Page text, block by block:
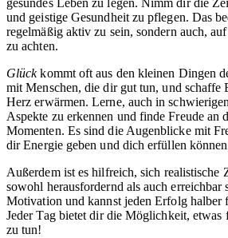
gesundes Leben zu legen. Nimm dir die
und geistige Gesundheit zu pflegen. Das
regelmäßig aktiv zu sein, sondern auch,
zu achten.
Glückkommt oft aus den kleinen Dingen
mit Menschen, die dir gut tun, und schaffe
Herz erwärmen. Lerne, auch in
Aspekte zu erkennen und finde Freude an
Momenten. Es sind die Augenblicke mit
dir Energie geben und dich erfüllen
Außerdem ist es hilfreich, sich realistische
sowohl herausfordernd als auch erreichbar
Motivation und kannst jeden Erfolg halber
Jeder Tag bietet dir die Möglichkeit,
zu tun!